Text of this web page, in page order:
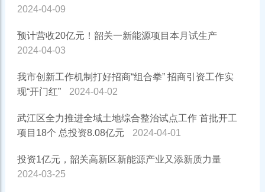
2024-04-09
预计营收20亿元！韶关一新能源项目本月试生产
2024-04-03
我市创新工作机制打好招商“组合拳” 招商引资工作实
现“开门红”
2024-04-02
武江区全力推进全域土地综合整治试点工作 首批开工
项目18个 总投资8.08亿元
2024-04-01
投资1亿元，韶关高新区新能源产业又添新质力量
2024-03-25